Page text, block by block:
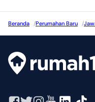
Beranda /Perumahan Baru /